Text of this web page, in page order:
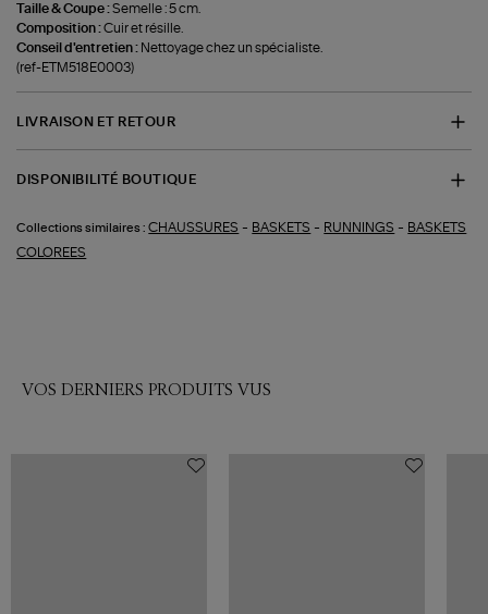
Taille & Coupe :Semelle : 5 cm.
Composition :Cuir et résille.
Conseil d'entretien : Nettoyage chez un spécialiste.
(ref-ETM518E0003)
LIVRAISON ET RETOUR
DISPONIBILITÉ BOUTIQUE
Collections similaires : CHAUSSURES - BASKETS - RUNNINGS - BASKETS
COLOREES
VOS DERNIERS PRODUITS VUS